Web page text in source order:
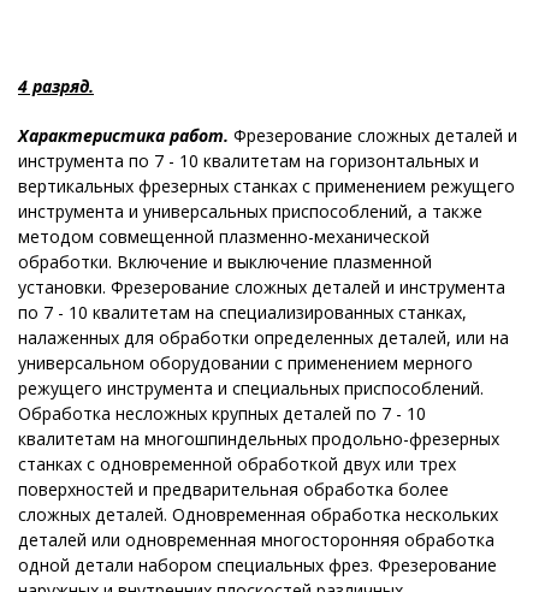
4 разряд.
Характеристика работ. Фрезерование сложных деталей и
инструмента по 7 - 10 квалитетам на горизонтальных и
вертикальных фрезерных станках с применением режущего
инструмента и универсальных приспособлений, а также
методом совмещенной плазменно-механической
обработки. Включение и выключение плазменной
установки. Фрезерование сложных деталей и инструмента
по 7 - 10 квалитетам на специализированных станках,
налаженных для обработки определенных деталей, или на
универсальном оборудовании с применением мерного
режущего инструмента и специальных приспособлений.
Обработка несложных крупных деталей по 7 - 10
квалитетам на многошпиндельных продольно-фрезерных
станках с одновременной обработкой двух или трех
поверхностей и предварительная обработка более
сложных деталей. Одновременная обработка нескольких
деталей или одновременная многосторонняя обработка
одной детали набором специальных фрез. Фрезерование